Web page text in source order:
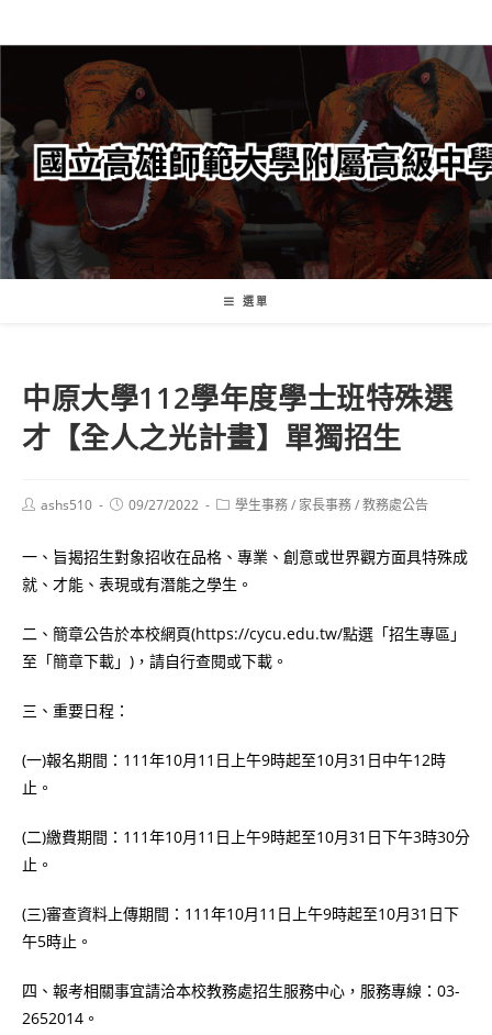
轉
要
內
容
選單
中原大學112學年度學士班特殊選
才【全人之光計畫】單獨招生
Postashs510
Post09/27/2022
Post學生事務/ 家長事務/教務處公告
一、旨揭招生對象招收在品格、專業、創意或世界觀方面具特殊成
就、才能、表現或有潛能之學生。
二、簡章公告於本校網頁(https://cycu.edu.tw/點選「招生專區」
至「簡章下載」)，請自行查閱或下載。
三、重要日程：
(一)報名期間：111年10月11日上午9時起至10月31日中午12時
止。
(二)繳費期間：111年10月11日上午9時起至10月31日下午3時30分
止。
(三)審查資料上傳期間：111年10月11日上午9時起至10月31日下
午5時止。
四、報考相關事宜請洽本校教務處招生服務中心，服務專線：03-
2652014。